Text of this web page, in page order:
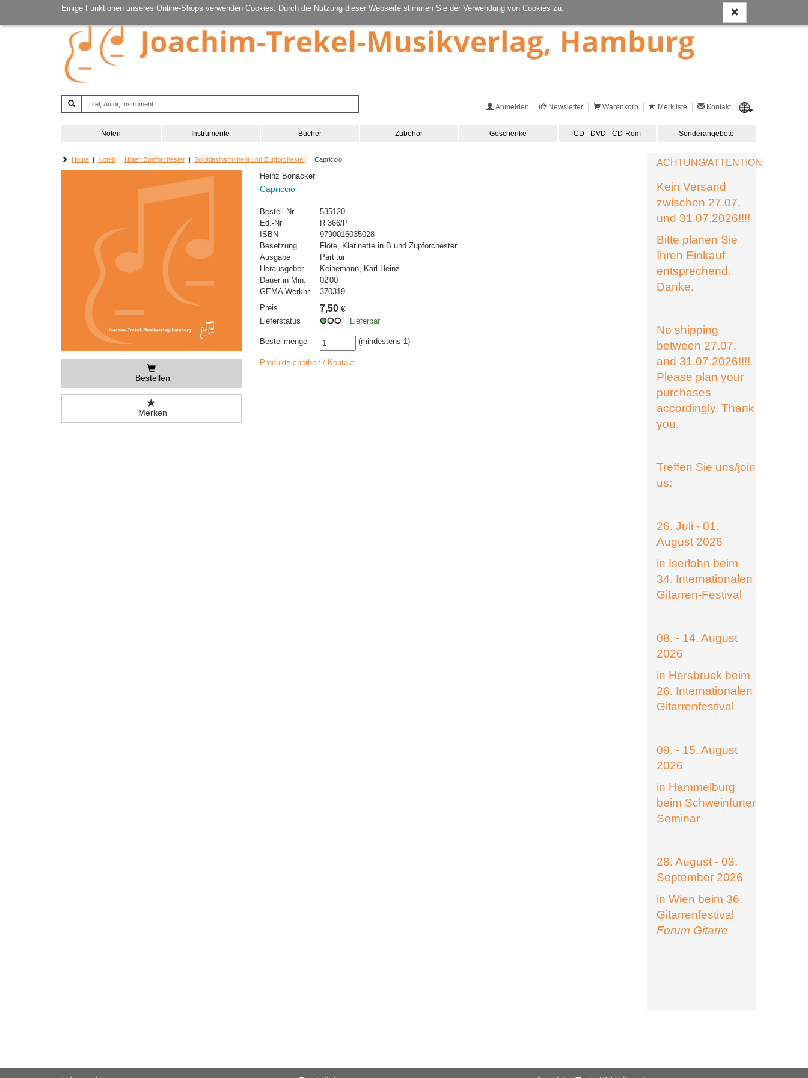
Einige Funktionen unseres Online-Shops verwenden Cookies. Durch die Nutzung dieser Webseite stimmen Sie der Verwendung von Cookies zu.
Anmelden Newsletter Warenkorb Merkliste Kontakt
Noten Instrumente Bücher Zubehör Geschenke CD - DVD - CD-Rom Sonderangebote
Home | Noten | Noten Zupforchester | Soloblasinstrument und Zupforchester | Capriccio
Bestellen
Merken
Heinz Bonacker
Capriccio
Bestell-Nr
535120
Ed.-Nr
R 366/P
ISBN
9790016035028
Besetzung
Flöte, Klarinette in B und Zupforchester
Ausgabe
Partitur
Herausgeber
Keinemann, Karl Heinz
Dauer in Min.
02'00
GEMA Werknr.
370319
Preis
7,50 €
Lieferstatus
Lieferbar
Bestellmenge (mindestens 1)
Produktsicherheit / Kontakt
ACHTUNG/ATTENTION:
Kein Versand
zwischen 27.07.
und 31.07.2026!!!!
Bitte planen Sie
Ihren Einkauf
entsprechend.
Danke.
No shipping
between 27.07.
and 31.07.2026!!!!
Please plan your
purchases
accordingly. Thank
you.
Treffen Sie uns/join
us:
26. Juli - 01.
August 2026
in Iserlohn beim
34. Internationalen
Gitarren-Festival
08. - 14. August
2026
in Hersbruck beim
26. Internationalen
Gitarrenfestival
09. - 15. August
2026
in Hammelburg
beim Schweinfurter
Seminar
28. August - 03.
September 2026
in Wien beim 36.
Gitarrenfestival
Forum Gitarre